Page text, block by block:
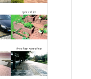
फुटपाथ की ईंट
स्प्लिट ब्रिक, फुटपाथ ब्रिक